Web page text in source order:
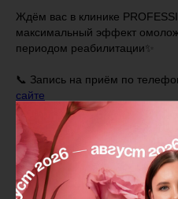
Ждём вас в клинике
максимальный эффект
периодом реабилитации✨
📞 Запись на приём по
сайте
Татьяна Керус, врач-дерматолог,